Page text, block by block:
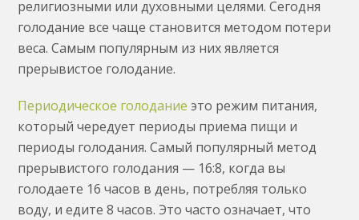
религиозными или духовными целями. Сегодня
голодание все чаще становится методом потери
веса. Самым популярным из них является
прерывистое голодание.
Периодическое голодание это режим питания,
который чередует периоды приема пищи и
периоды голодания. Самый популярный метод
прерывистого голодания — 16:8, когда вы
голодаете 16 часов в день, потребляя только
воду, и едите 8 часов. Это часто означает, что